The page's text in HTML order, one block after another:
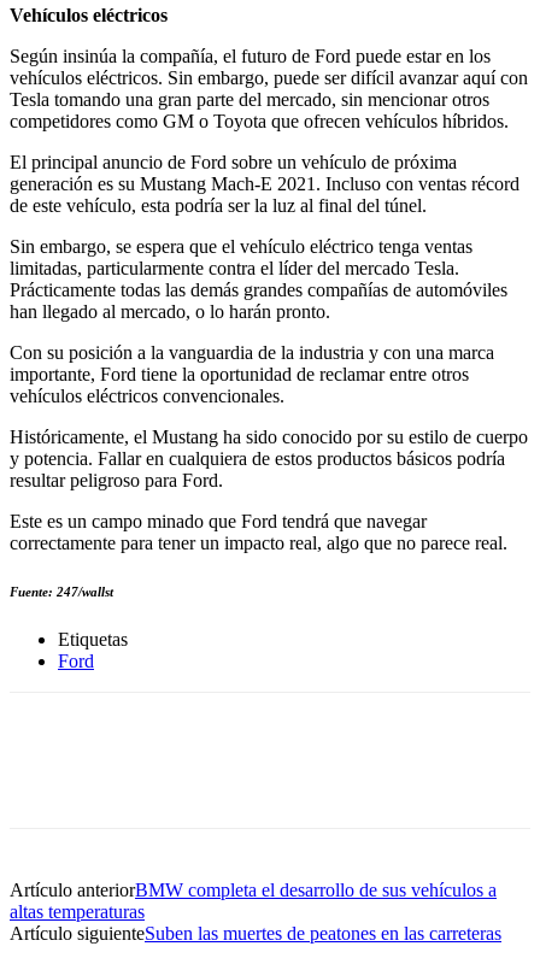
Vehículos eléctricos
Según insinúa la compañía, el futuro de Ford puede estar en los
vehículos eléctricos. Sin embargo, puede ser difícil avanzar aquí con
Tesla tomando una gran parte del mercado, sin mencionar otros
competidores como GM o Toyota que ofrecen vehículos híbridos.
El principal anuncio de Ford sobre un vehículo de próxima
generación es su Mustang Mach-E 2021. Incluso con ventas récord
de este vehículo, esta podría ser la luz al final del túnel.
Sin embargo, se espera que el vehículo eléctrico tenga ventas
limitadas, particularmente contra el líder del mercado Tesla.
Prácticamente todas las demás grandes compañías de automóviles
han llegado al mercado, o lo harán pronto.
Con su posición a la vanguardia de la industria y con una marca
importante, Ford tiene la oportunidad de reclamar entre otros
vehículos eléctricos convencionales.
Históricamente, el Mustang ha sido conocido por su estilo de cuerpo
y potencia. Fallar en cualquiera de estos productos básicos podría
resultar peligroso para Ford.
Este es un campo minado que Ford tendrá que navegar
correctamente para tener un impacto real, algo que no parece real.
Fuente: 247/wallst
Etiquetas
Ford
Artículo anteriorBMW completa el desarrollo de sus vehículos a
altas temperaturas
Artículo siguienteSuben las muertes de peatones en las carreteras